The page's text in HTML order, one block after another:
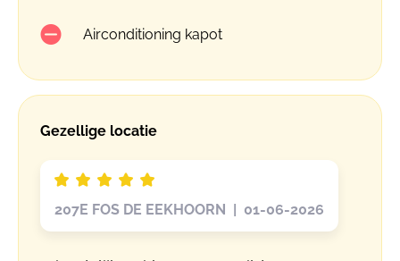
Airconditioning kapot
Gezellige locatie
207E FOS DE EEKHOORN | 01-06-2026